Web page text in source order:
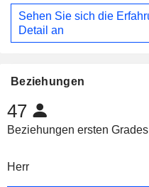
Sehen Sie sich die
Detail an
Beziehungen
47
Beziehungen ersten Grades
Herr